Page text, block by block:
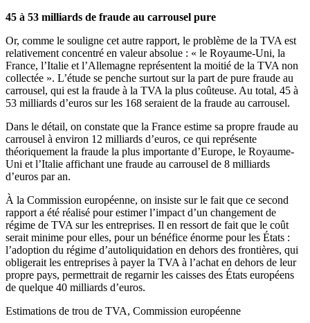
45 à 53 milliards de fraude au carrousel pure
Or, comme le souligne cet autre rapport, le problème de la TVA est
relativement concentré en valeur absolue : « le Royaume-Uni, la
France, l’Italie et l’Allemagne représentent la moitié de la TVA non
collectée ». L’étude se penche surtout sur la part de pure fraude au
carrousel, qui est la fraude à la TVA la plus coûteuse. Au total, 45 à
53 milliards d’euros sur les 168 seraient de la fraude au carrousel.
Dans le détail, on constate que la France estime sa propre fraude au
carrousel à environ 12 milliards d’euros, ce qui représente
théoriquement la fraude la plus importante d’Europe, le Royaume-
Uni et l’Italie affichant une fraude au carrousel de 8 milliards
d’euros par an.
À la Commission européenne, on insiste sur le fait que ce second
rapport a été réalisé pour estimer l’impact d’un changement de
régime de TVA sur les entreprises. Il en ressort de fait que le coût
serait minime pour elles, pour un bénéfice énorme pour les États :
l’adoption du régime d’autoliquidation en dehors des frontières, qui
obligerait les entreprises à payer la TVA à l’achat en dehors de leur
propre pays, permettrait de regarnir les caisses des États européens
de quelque 40 milliards d’euros.
Estimations de trou de TVA, Commission européenne